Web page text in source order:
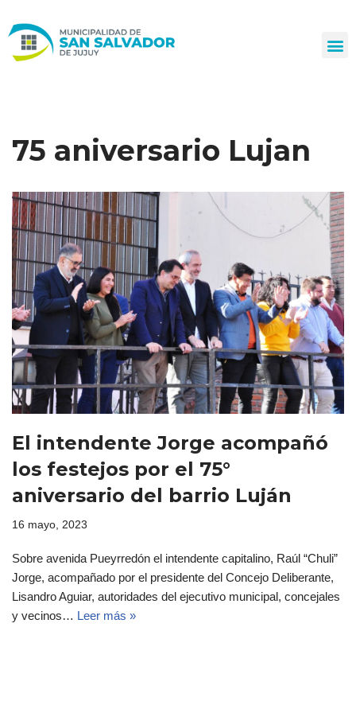
al
75 aniversario Lujan
El intendente Jorge acompañó
los festejos por el 75°
aniversario del barrio Luján
16 mayo, 2023
Sobre avenida Pueyrredón el intendente capitalino, Raúl “Chuli”
Jorge, acompañado por el presidente del Concejo Deliberante,
Lisandro Aguiar, autoridades del ejecutivo municipal, concejales
y vecinos… Leer más »